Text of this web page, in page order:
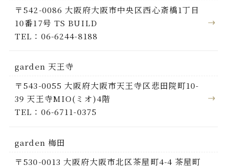
〒542-0086 大阪府大阪市中央区西心斎橋1丁目
10番17号 TS BUILD
TEL：06-6244-8188
garden 天王寺
〒543-0055 大阪府大阪市天王寺区悲田院町10-
39 天王寺MIO(ミオ)4階
TEL：06-6711-0375
garden 梅田
〒530-0013 大阪府大阪市北区茶屋町4-4 茶屋町